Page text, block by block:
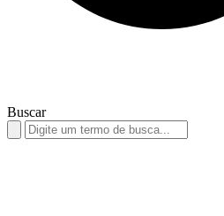
Buscar
Search
for: